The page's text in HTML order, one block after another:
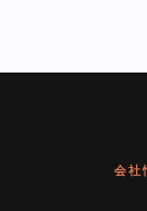
会社